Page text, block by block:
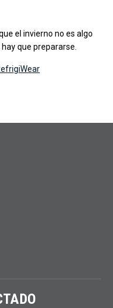
el invierno no es algo
que prepararse.